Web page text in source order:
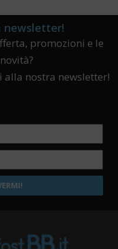
newsletter!
promozioni e le
nostra newsletter!